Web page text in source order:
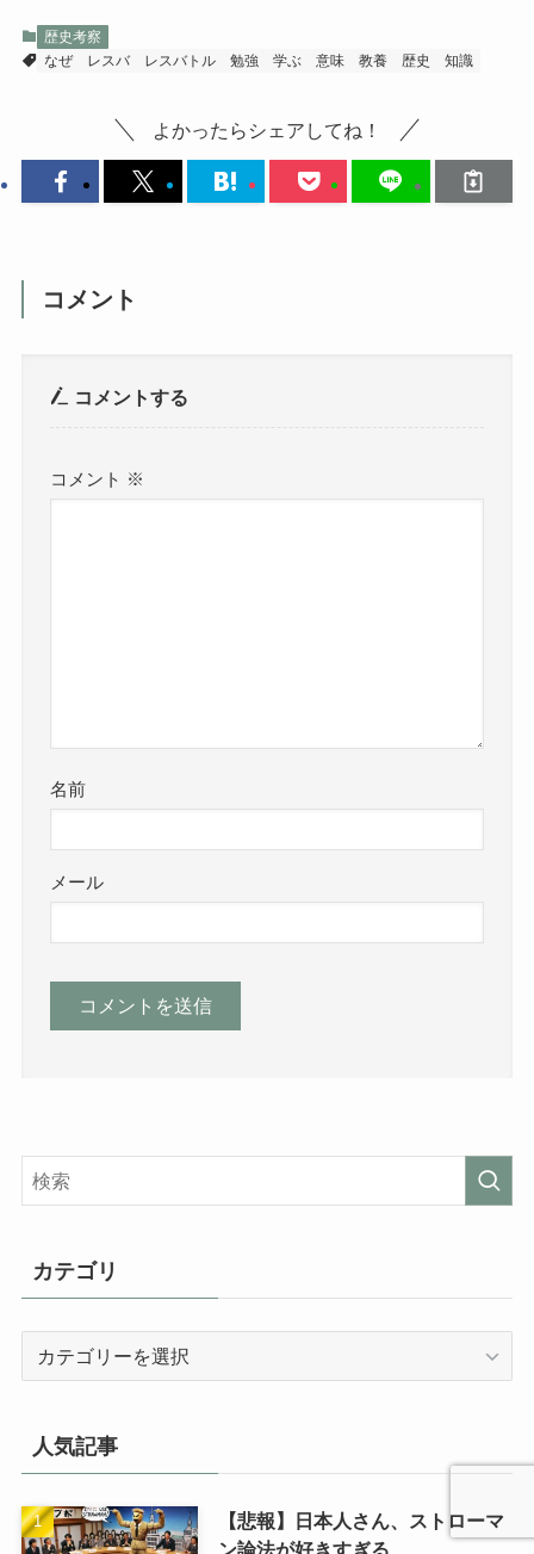
歴史考察
なぜ
レスバ レスバトル 勉強 学ぶ 意味 教養 歴史 知識
よかったらシェアしてね！
コメント
コメントする
コメント ※
名前
メール
カテゴリ
人気記事
【悲報】日本人さん、ストローマ
ン論法が好きすぎる